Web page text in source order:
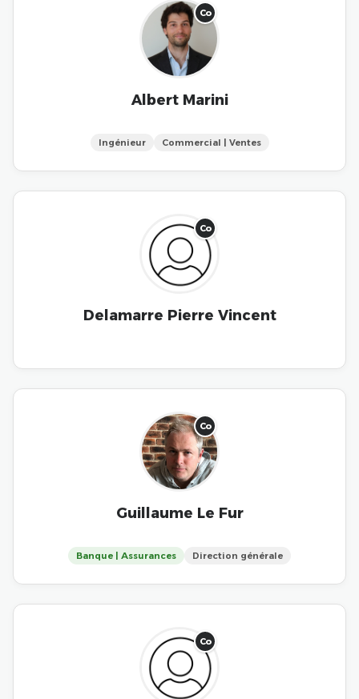
Co
Albert Marini
Ingénieur Commercial | Ventes
Co
Delamarre Pierre Vincent
Co
Guillaume Le Fur
Banque | Assurances Direction générale
Co